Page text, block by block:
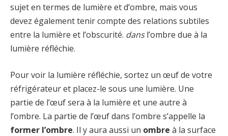
sujet en termes de lumière et d’ombre, mais vous
devez également tenir compte des relations subtiles
entre la lumière et l’obscurité. dansl’ombre due à la
lumière réfléchie.
Pour voir la lumière réfléchie, sortez un œuf de votre
réfrigérateur et placez-le sous une lumière. Une
partie de l’œuf sera à la lumière et une autre à
l’ombre. La partie de l’œuf dans l’ombre s’appelle la
former l’ombre. Il y aura aussi un ombre à la surface